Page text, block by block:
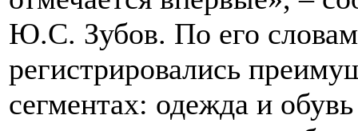
Ю.С. Зубов. По его
регистрировались
сегментах: одежда и